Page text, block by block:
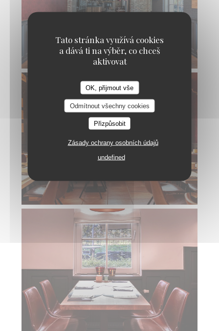
Tato stránka využívá cookies
a dává ti na výběr, co chceš
aktivovat
OK, přijmout vše
Odmítnout všechny cookies
Přizpůsobit
Zásady ochrany osobních údajů
undefined
De Fazant